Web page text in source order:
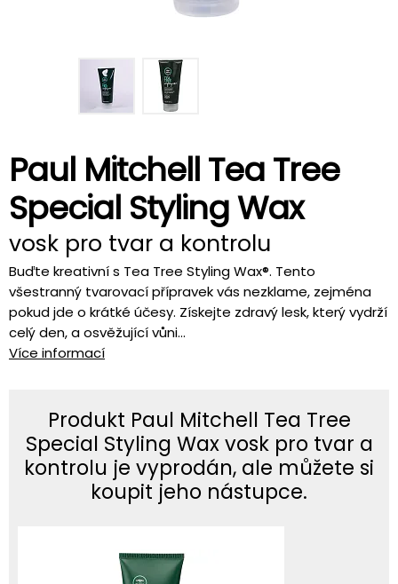
Paul Mitchell Tea Tree
Special Styling Wax
vosk pro tvar a kontrolu
Buďte kreativní s Tea Tree Styling Wax®. Tento
všestranný tvarovací přípravek vás nezklame, zejména
pokud jde o krátké účesy. Získejte zdravý lesk, který vydrží
celý den, a osvěžující vůni...
Více informací
Produkt Paul Mitchell Tea Tree
Special Styling Wax vosk pro tvar a
kontrolu je vyprodán, ale můžete si
koupit jeho nástupce.